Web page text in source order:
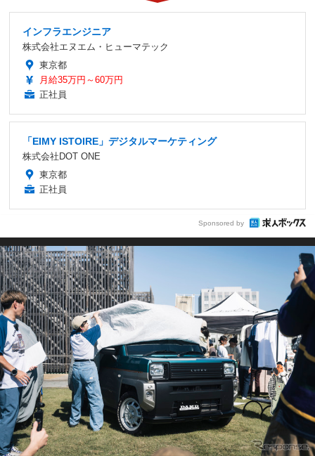
インフラエンジニア
株式会社エヌエム・ヒューマテック
東京都
月給35万円～60万円
正社員
「EIMY ISTOIRE」デジタルマーケティング
株式会社DOT ONE
東京都
正社員
Sponsored by